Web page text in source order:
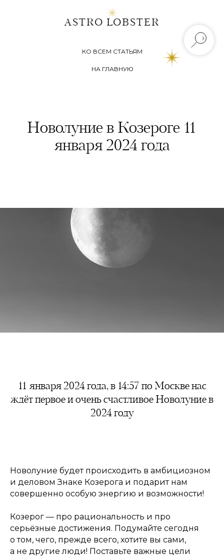
ASTRO LOBSTER
НА ГЛАВНУЮ
КО ВСЕМ СТАТЬЯМ
Новолуние в Козероге 11
января 2024 года
11 января 2024 года, в 14:57 по Москве нас
ждёт первое и очень счастливое Новолуние в
2024 году
Новолуние будет происходить в амбициозном
и деловом Знаке Козерога и подарит нам
совершенно особую энергию и возможности!
Козерог — про рациональность и про
серьёзные достижения. Подумайте сегодня
о том, чего, прежде всего, хотите вы сами,
а не другие люди! Поставьте важные цели